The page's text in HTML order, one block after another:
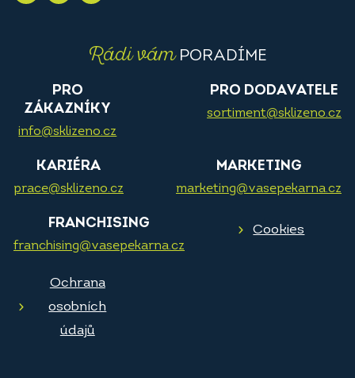
Rádi vámPORADÍME
PRO
ZÁKAZNÍKY
info@sklizeno.cz
PRO DODAVATELE
sortiment@sklizeno.cz
KARIÉRA
prace@sklizeno.cz
MARKETING
marketing@vasepekarna.cz
FRANCHISING
franchising@vasepekarna.cz
Cookies
Ochrana
osobních
údajů